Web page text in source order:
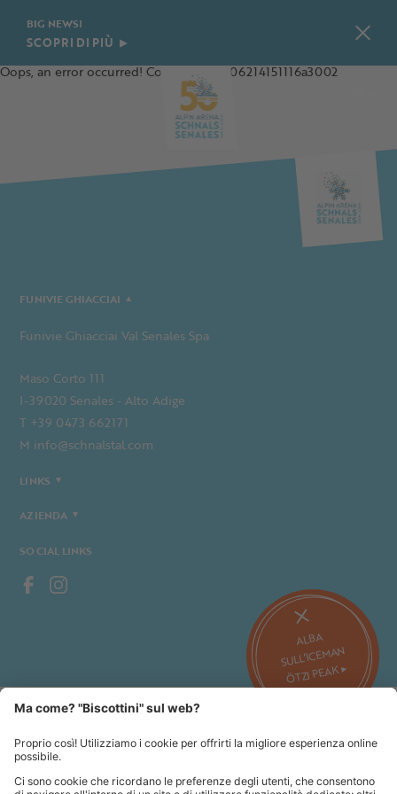
BIG NEWS!
SCOPRI DI PIÙ
ALBA
SULL’ICEMAN
ÖTZI PEAK ▸
Oops, an error occurred! Code: 20260806214151116a3002
FUNIVIE GHIACCIAI
Funivie Ghiacciai Val Senales Spa
Maso Corto 111
I-39020 Senales - Alto Adige
T +39 0473 662171
M info@schnalstal.com
LINKS
AZIENDA
SOCIAL LINKS